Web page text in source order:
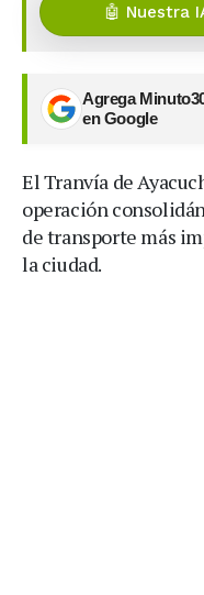
🤖 Nuestra
Agrega
en Google
El Tranvía de
operación
de transporte más
la ciudad.